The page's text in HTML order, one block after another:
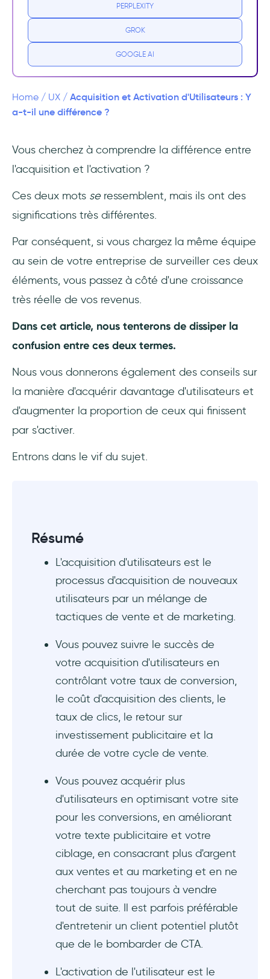
Indicateurs pour suivre l'acquisition des
Comment améliorer l'acquisition
d'utilisateurs ?
Activation de l'utilisateur
Comment améliorer l'activation des
utilisateurs ?
Activation vs Acquisition - Différences et
similitudes essentielles
Conclusion
PERPLEXITY
GROK
GOOGLE AI
Home / UX / Acquisition et Activation d'Utilisateurs : Y
a-t-il une différence ?
Vous cherchez à comprendre la différence entre
l'acquisition et l'activation ?
Ces deux mots se ressemblent, mais ils ont des
significations très différentes.
Par conséquent, si vous chargez la même équipe
au sein de votre entreprise de surveiller ces deux
éléments, vous passez à côté d'une croissance
très réelle de vos revenus.
Dans cet article, nous tenterons de dissiper la
confusion entre ces deux termes.
Nous vous donnerons également des conseils sur
la manière d'acquérir davantage d'utilisateurs et
d'augmenter la proportion de ceux qui finissent
par s'activer.
Entrons dans le vif du sujet.
Résumé
L'acquisition d'utilisateurs est le
processus d'acquisition de nouveaux
utilisateurs par un mélange de
tactiques de vente et de marketing.
Vous pouvez suivre le succès de
votre acquisition d'utilisateurs en
contrôlant votre taux de conversion,
le coût d'acquisition des clients, le
taux de clics, le retour sur
investissement publicitaire et la
durée de votre cycle de vente.
Vous pouvez acquérir plus
d'utilisateurs en optimisant votre site
pour les conversions, en améliorant
votre texte publicitaire et votre
ciblage, en consacrant plus d'argent
aux ventes et au marketing et en ne
cherchant pas toujours à vendre
tout de suite. Il est parfois préférable
d'entretenir un client potentiel plutôt
que de le bombarder de CTA.
L'activation de l'utilisateur est le